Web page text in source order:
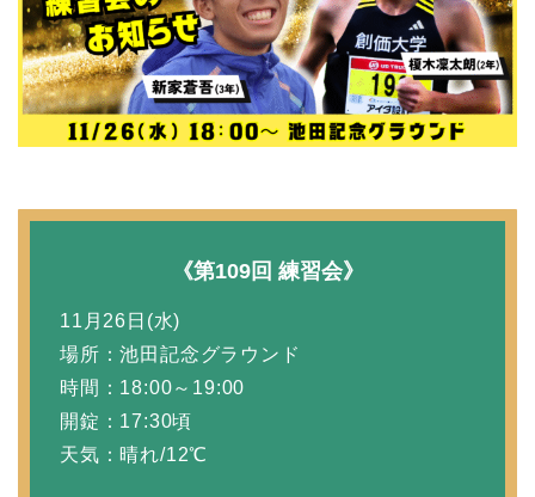
《第109回 練習会》
11月26日(水)
場所：池田記念グラウンド
時間：18:00～19:00
開錠：17:30頃
天気：晴れ/12℃